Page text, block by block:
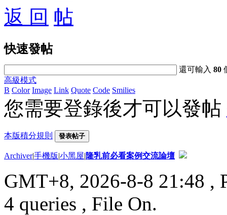
返 回
快速發帖
還可輸入80
高級模式
B Color Image Link Quote Code Smilies
您需要登錄後才可以發帖
本版積分規則 發表帖子
Archiver|手機版|小黑屋|隆乳前必看案例交流論壇
GMT+8, 2026-8-8 21:48 ,
4 queries , File On.